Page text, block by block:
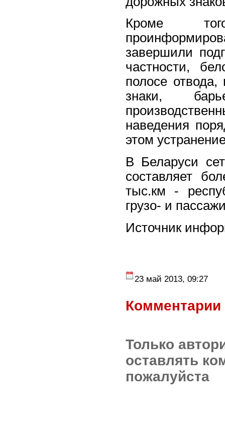
Кроме
завершили
частности,
полосе
знаки,
наведения
этом
В Беларуси
составляет
тыс.км -
грузо- и
Источник
23 май 2013, 09:27
Комментарии
Только
оставлять
пожалуйста